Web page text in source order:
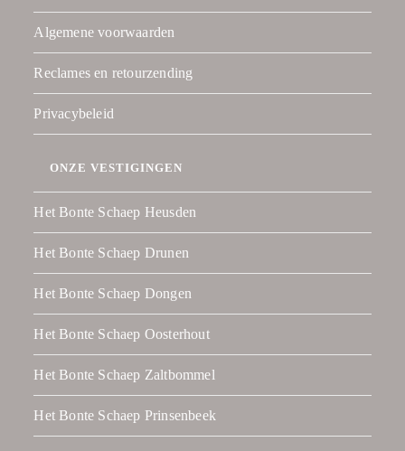
Algemene voorwaarden
Reclames en retourzending
Privacybeleid
ONZE VESTIGINGEN
Het Bonte Schaep Heusden
Het Bonte Schaep Drunen
Het Bonte Schaep Dongen
Het Bonte Schaep Oosterhout
Het Bonte Schaep Zaltbommel
Het Bonte Schaep Prinsenbeek